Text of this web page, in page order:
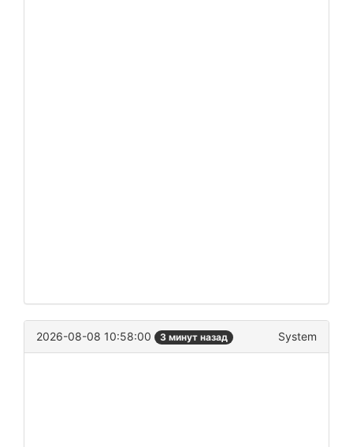
2026-08-08 10:58:00 3 минут назад System